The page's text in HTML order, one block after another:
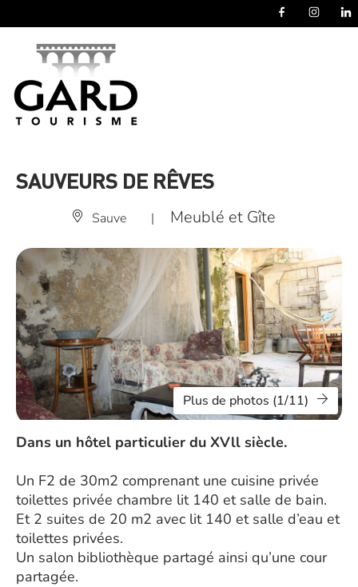
SAUVEURS DE RÊVES
Sauve | Meublé et Gîte
Plus de photos (1/11)
Dans un hôtel particulier du XVll siècle.
Un F2 de 30m2 comprenant une cuisine privée
toilettes privée chambre lit 140 et salle de bain.
Et 2 suites de 20 m2 avec lit 140 et salle d’eau et
toilettes privées.
Un salon bibliothèque partagé ainsi qu’une cour
partagée.